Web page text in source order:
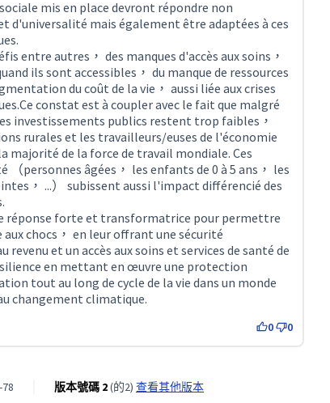
mis en place devront répondre non
d'universalité mais également être adaptées à ces
entre autres， des manques d'accès aux soins，
ils sont accessibles， du manque de ressources
du coût de la vie， aussi liée aux crises
constat est à coupler avec le fait que malgré
investissements publics restent trop faibles，
rurales et les travailleurs/euses de l'économie
de la force de travail mondiale. Ces
personnes âgées， les enfants de 0 à 5 ans， les
， ...） subissent aussi l'impact différencié des
réponse forte et transformatrice pour permettre
chocs， en leur offrant une sécurité
et un accès aux soins et services de santé de
en mettant en œuvre une protection
tout au long de cycle de la vie dans un monde
changement climatique.
0 0
版本號碼 2(的2) 查看其他版本